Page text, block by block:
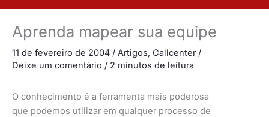
Aprenda mapear sua equipe
11 de fevereiro de 2004 / Artigos, Callcenter/
Deixe um comentário / 2 minutos de leitura
O conhecimento é a ferramenta mais poderosa
que podemos utilizar em qualquer processo de